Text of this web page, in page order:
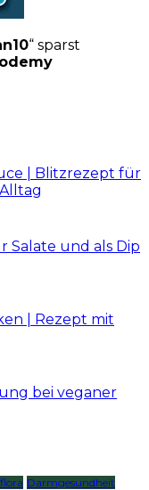
“ sparst
| Blitzrezept für
Salate und als Dip
| Rezept mit
bei veganer
Darmgesundheit